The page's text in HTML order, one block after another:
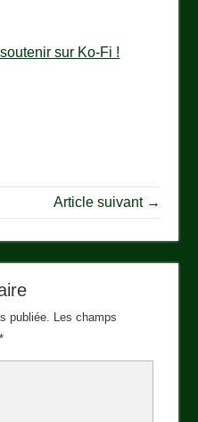
sur Ko-Fi !
Article suivant →
publiée. Les champs
*